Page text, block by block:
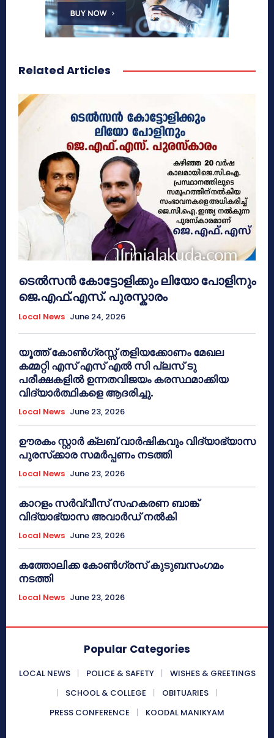
Related Articles
ടെൽസൻ കോട്ടോളിക്കും ലിയോ പോളിനും
ജെ.എഫ്.എസ്. പുരസ്കാരം
Local News June 24, 2026
യൂത്ത് കോൺഗ്രസ്സ് തളിയക്കോണം മേഖല
കമ്മറ്റി എസ് എസ് എൽ സി പ്ലസ് ടു
പരീക്ഷകളിൽ ഉന്നതവിജയം കരസ്ഥമാക്കിയ
വിദ്യാർത്ഥികളെ ആദരിച്ചു.
Local News June 23, 2026
ഊരകം സ്റ്റാർ ക്ലബ് വാർഷികവും വിദ്യാഭ്യാസ
പുരസ്‌ക്കാര സമർപ്പണം നടത്തി
Local News June 23, 2026
കാറളം സർവ്വീസ് സഹകരണ ബാങ്ക്
വിദ്യാഭ്യാസ അവാർഡ് നൽകി
Local News June 23, 2026
കത്തോലിക്ക കോൺഗ്രസ് കുടുബസംഗമം
നടത്തി
Local News June 23, 2026
Popular Categories
LOCAL NEWS POLICE & SAFETY
WISHES & GREETINGS
SCHOOL & COLLEGE
OBITUARIES
PRESS CONFERENCE
KOODAL MANIKYAM